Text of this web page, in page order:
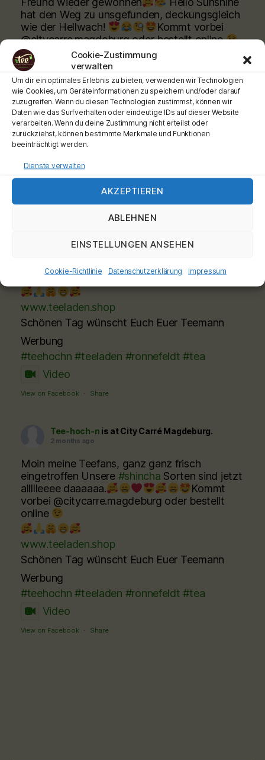
Cookie-Zustimmung
verwalten
Um dir ein optimales Erlebnis zu bieten, verwenden wir Technologien
wie Cookies, um Geräteinformationen zu speichern und/oder darauf
zuzugreifen. Wenn du diesen Technologien zustimmst, können wir
Daten wie das Surfverhalten oder eindeutige IDs auf dieser Website
verarbeiten. Wenn du deine Zustimmung nicht erteilst oder
zurückziehst, können bestimmte Merkmale und Funktionen
beeinträchtigt werden.
Dienste verwalten
AKZEPTIEREN
ABLEHNEN
EINSTELLUNGEN ANSEHEN
Cookie-Richtlinie Datenschutzerklärung Impressum
hat den Weg zu unsgefunden, deckungsgleich
wie der Hellwach!
Kommt vorbei
@citycarre.magdeburg oder bestellt online
www.teeladen.shop
Schönen Tag wünscht Euch Euer Teemann
Werbung
#teehochn #teeladen #ronnefeldt
Video
is at City Carré Magdeburg.
2 months ago
eingetroffen Unsere #shinchaSorten sind jetzt
allllleeee daaaaaa. Und die Preise sind gleich
@citycarre.magdeburg oder bestellt online
www.teeladen.shop
Schönen Tag wünscht Euch Euer Teemann
Werbung
#teehochn #teeladen #ronnefeldt #tea
Video
View on Facebook · Share
Tee-hoch-n is at City Carré Magdeburg.
2 months ago
Moin meine Teefans, ganz ganz frisch
eingetroffen Unsere #shincha Sorten sind jetzt
allllleeee daaaaaa.
Kommt
vorbei @citycarre.magdeburg oder bestellt
online
www.teeladen.shop
Schönen Tag wünscht Euch Euer Teemann
Werbung
#teehochn #teeladen #ronnefeldt #tea
Video
View on Facebook · Share